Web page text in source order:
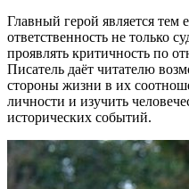
Главный герой является тем
ответственность не только
проявлять критичность по
Писатель даёт читателю
стороны жизни в их
личности и изучить
исторических событий.